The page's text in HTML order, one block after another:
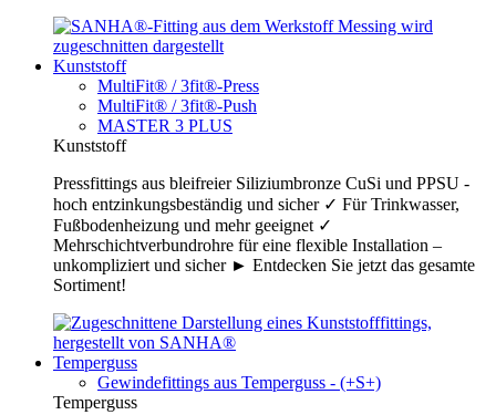
Kunststoff
MultiFit® / 3fit®-Press
MultiFit® / 3fit®-Push
MASTER 3 PLUS
Kunststoff
Pressfittings aus bleifreier Siliziumbronze CuSi und PPSU -
hoch entzinkungsbeständig und sicher ✓ Für Trinkwasser,
Fußbodenheizung und mehr geeignet ✓
Mehrschichtverbundrohre für eine flexible Installation –
unkompliziert und sicher ► Entdecken Sie jetzt das gesamte
Sortiment!
Temperguss
Gewindefittings aus Temperguss - (+S+)
Temperguss